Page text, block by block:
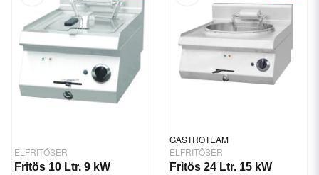
ELFRITÖSER
Fritös 10 Ltr. 9 kW
GASTROTEAM
ELFRITÖSER
Fritös 24 Ltr. 15 kW